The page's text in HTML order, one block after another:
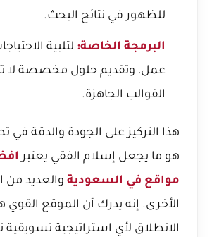
للظهور في نتائج البحث.
البرمجة الخاصة: لتلبية
عمل، وتقديم حلول مخصصة لا
القوالب الجاهزة.
هذا التركيز على الجودة والدقة في
هو ما يجعل إسلام الفقي يعتبر
مواقع في السعودية والعديد من
الأخرى. إنه يدرك أن الموقع
الانطلاق لأي استراتيجية